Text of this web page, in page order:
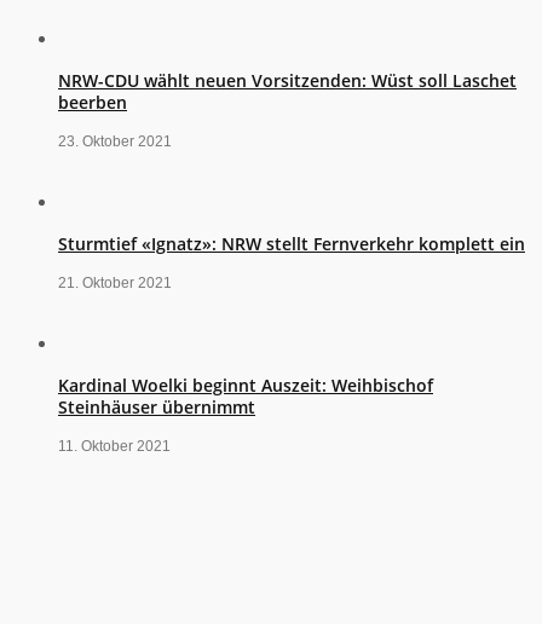
NRW-CDU wählt neuen Vorsitzenden: Wüst soll Laschet
beerben
23. Oktober 2021
Sturmtief «Ignatz»: NRW stellt Fernverkehr komplett ein
21. Oktober 2021
Kardinal Woelki beginnt Auszeit: Weihbischof
Steinhäuser übernimmt
11. Oktober 2021